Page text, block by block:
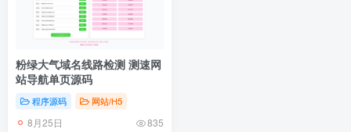
粉绿大气域名线路检测 测速网
站导航单页源码
程序源码 网站/H5
8月25日 835